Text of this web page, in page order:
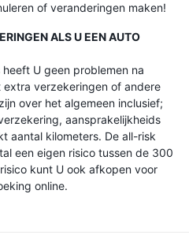
of veranderingen maken!
ALS U EEN AUTO
U geen problemen na
verzekeringen of andere
over het algemeen inclusief;
aansprakelijkheids
aantal kilometers. De all-risk
een eigen risico tussen de 300
kunt U ook afkopen voor
online.